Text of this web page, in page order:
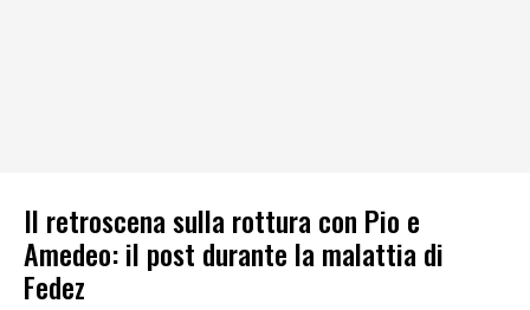
Il retroscena sulla rottura con Pio e
Amedeo: il post durante la malattia di
Fedez